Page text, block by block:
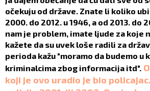
očekuju od države. Znate li koliko
2000. do 2012. u 1946, a od 2013. do
nam je problem, imate ljude za koje
kažete da su uvek loše radili za
perioda kažu "moramo da budemo u
kriminalcima zbog informacija itd".
koji je ovo uradio je bio